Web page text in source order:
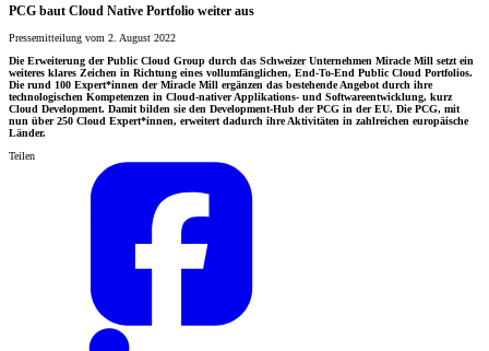
PCG baut Cloud Native Portfolio weiter aus
Pressemitteilung vom 2. August 2022
Die Erweiterung der Public Cloud Group durch das Schweizer Unternehmen Miracle Mill setzt ein
weiteres klares Zeichen in Richtung eines vollumfänglichen, End-To-End Public Cloud Portfolios.
Die rund 100 Expert*innen der Miracle Mill ergänzen das bestehende Angebot durch ihre
technologischen Kompetenzen in Cloud-nativer Applikations- und Softwareentwicklung, kurz
Cloud Development. Damit bilden sie den Development-Hub der PCG in der EU. Die PCG, mit
nun über 250 Cloud Expert*innen, erweitert dadurch ihre Aktivitäten in zahlreichen europäische
Länder.
Teilen